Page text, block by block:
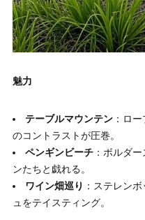
魅力
テーブルマウンテン ：ロ
のコントラストが圧巻。
ペンギンビーチ ：ボルダ
ンたちと戯れる。
ワイン畑巡り ：ステレン
ュをテイスティング。